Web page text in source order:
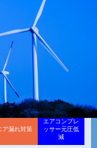
で恒久対策を実現！
定圧を下げるフルフロー
リングシール採用
ア漏れ対策
エアコンプレ
ッサー元圧低
減